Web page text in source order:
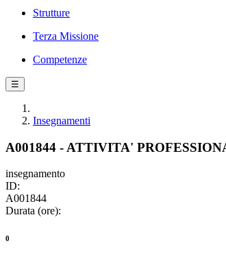
Strutture
Terza Missione
Competenze
☰
Insegnamenti
A001844 - ATTIVITA'
insegnamento
ID:
A001844
Durata (ore):
0